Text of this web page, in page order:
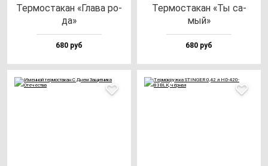
Тер­мос­та­кан «Гла­ва ро­
да»
680 руб
Тер­мос­та­кан «Ты са­
мый»
680 руб